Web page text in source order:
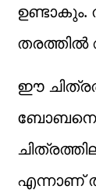
ഈ
ബോബനെ
എന്നാണ്